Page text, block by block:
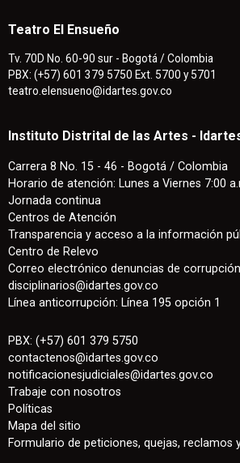
Teatro El Ensueño
Tv. 70D No. 60-90 sur - Bogotá / Colombia
PBX: (+57) 601 379 5750 Ext. 5700 y 5701
teatro.elensueno@idartes.gov.co
Instituto Distrital de las Artes -
Carrera 8 No. 15 - 46 - Bogotá / Colombia
Horario de atención: Lunes a Viernes 7:00
Jornada continua
Centros de Atención
Transparencia y acceso a la información
Centro de Relevo
Correo electrónico denuncias de
disciplinarios@idartes.gov.co
Línea anticorrupción: Línea 195 opción 1
PBX: (+57) 601 379 5750
contactenos@idartes.gov.co
notificacionesjudiciales@idartes.gov.co
Trabaje con nosotros
Políticas
Mapa del sitio
Formulario de peticiones, quejas, reclamos